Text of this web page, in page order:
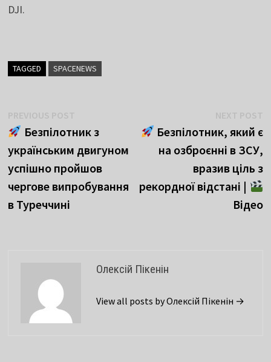
DJI.
TAGGED SPACENEWS
записів post:
Безпілотник з
українським двигуном
успішно пройшов
чергове випробування
в Туреччині
Безпілотник, який є
на озброєнні в ЗСУ,
вразив ціль з
рекордної відстані |
Відео
Олексій Пікенін
View all posts by Олексій Пікенін →